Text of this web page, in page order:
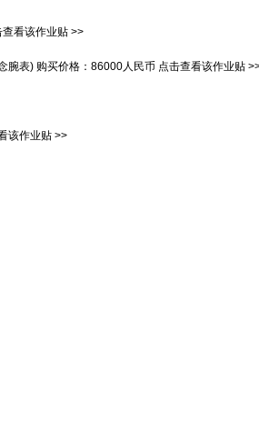
查看该作业贴 >>
腕表) 购买价格： 86000人民币 点击查看该作业贴
该作业贴 >>